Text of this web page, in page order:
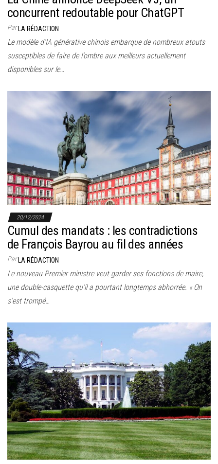
concurrent redoutable pour ChatGPT
ParLA RÉDACTION
Le modèle d’IA générative chinois embarque de nombreux atouts
susceptibles de faire de l’ombre aux meilleurs actuellement
disponibles sur le…
20/12/2024
Cumul des mandats : les contradictions
de François Bayrou au fil des années
ParLA RÉDACTION
Le nouveau Premier ministre veut garder ses fonctions de maire,
une double-casquette qu’il a pourtant longtemps abhorrée. « On
s’est trompé…